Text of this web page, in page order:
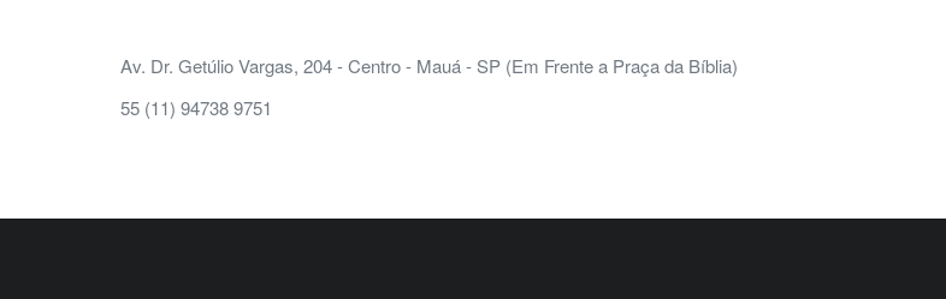
Av. Dr. Getúlio Vargas, 204 - Centro - Mauá - SP (Em Frente a Praça da Bíblia)
55 (11) 94738 9751